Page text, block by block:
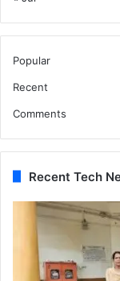
Popular
Recent
Comments
Recent Tech